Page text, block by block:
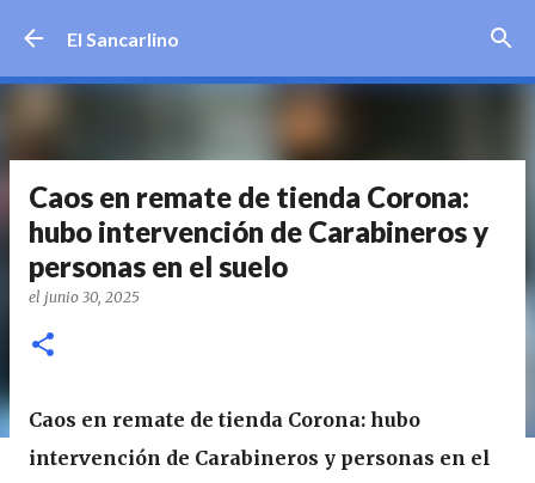
El Sancarlino
Caos en remate de tienda Corona:
hubo intervención de Carabineros y
personas en el suelo
el junio 30, 2025
Caos en remate de tienda Corona: hubo
intervención de Carabineros y personas en el